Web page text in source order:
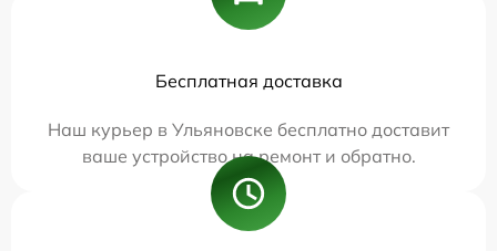
Бесплатная доставка
Наш курьер в Ульяновске бесплатно доставит
ваше устройство на ремонт и обратно.